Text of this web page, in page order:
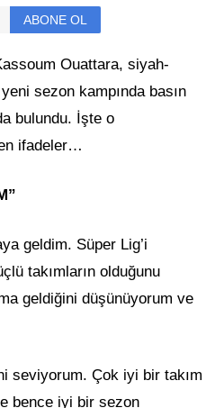
ABONE OL
Ouattara, siyah-
sezon kampında basın
bulundu. İşte o
ifadeler…
geldim. Süper Lig’i
takımların olduğunu
geldiğini düşünüyorum ve
seviyorum. Çok iyi bir takım
bence iyi bir sezon